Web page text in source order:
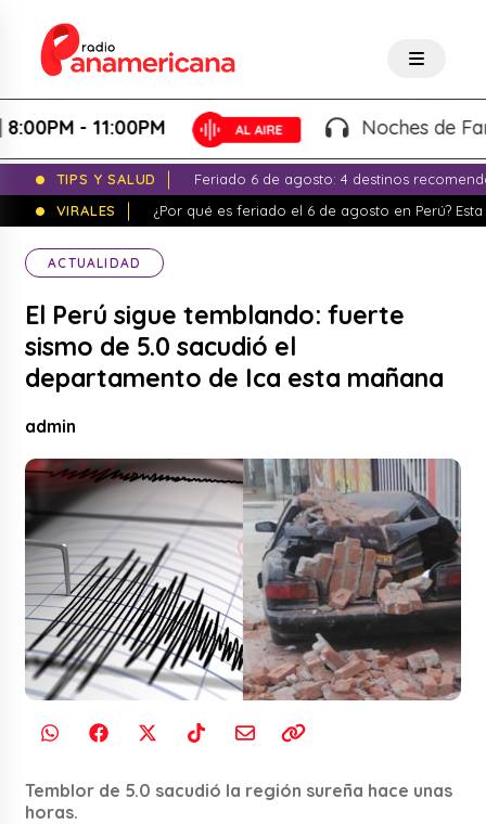
- 11:00PM Noches de
TIPS Y SALUD
Feriado 6 de agosto: 4 destinos
VIRALES
¿Por qué es feriado el 6 de agosto en Perú?
ACTUALIDAD
El Perú sigue temblando: fuerte
sismo de 5.0 sacudió el
departamento de Ica esta mañana
admin
Temblor de 5.0 sacudió la región sureña hace unas
horas.